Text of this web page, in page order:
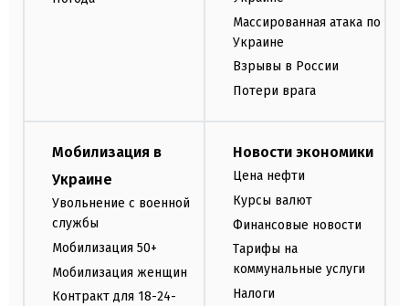
Массированная атака по
Украине
Взрывы в России
Потери врага
Мобилизация в
Украине
Увольнение с военной
службы
Мобилизация 50+
Мобилизация женщин
Контракт для 18-24-
Новости экономики
Цена нефти
Курсы валют
Финансовые новости
Тарифы на
коммунальные услуги
Налоги